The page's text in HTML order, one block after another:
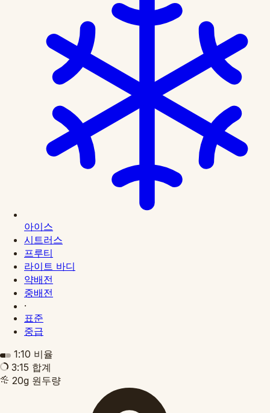
아이스
시트러스
프루티
라이트 바디
약배전
중배전
·
표준
중급
1:10 비율
3:15 합계
20g 원두량